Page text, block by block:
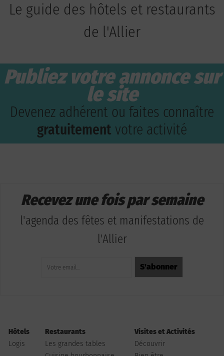
Le guide des hôtels et restaurants
de l'Allier
Publiez votre annonce sur
le site
Devenez adhérent ou faites connaître
gratuitement votre activité
Recevez une fois par semaine
l'agenda des fêtes et manifestations de
l'Allier
Hôtels
Logis
Restaurants
Les grandes tables
Visites et Activités
Découvrir